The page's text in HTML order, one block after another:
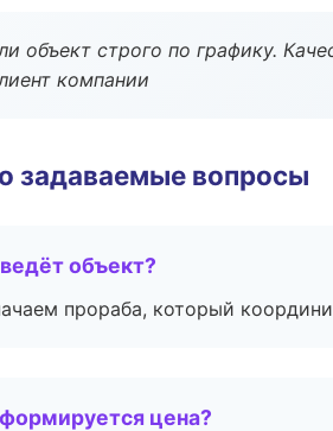
объект строго по графику.
компании
задаваемые вопросы
объект?
прораба, который
цена?